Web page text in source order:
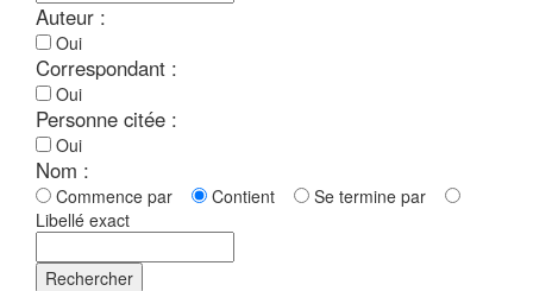
Auteur :
Oui
Correspondant :
Oui
Personne citée :
Oui
Nom :
Commence par Contient
Se termine par
Libellé exact
Rechercher